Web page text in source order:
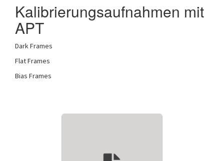
Kalibrierungsaufnahmen mit
APT
Dark Frames
Flat Frames
Bias Frames